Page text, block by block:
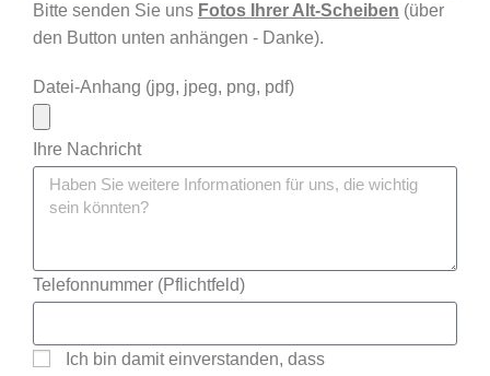
Bitte senden Sie uns Fotos Ihrer Alt-Scheiben (über
den Button unten anhängen - Danke).
Datei-Anhang (jpg, jpeg, png, pdf)
Ihre Nachricht
Telefonnummer (Pflichtfeld)
Ich bin damit einverstanden, dass